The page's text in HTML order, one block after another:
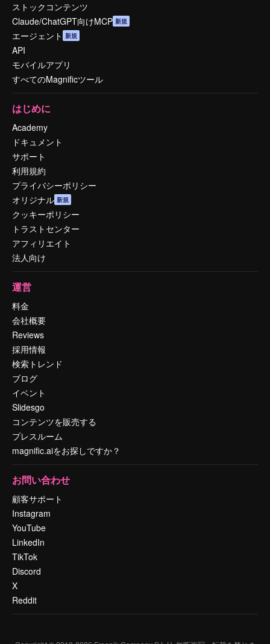
ストックコンテンツ
Claude/ChatGPT向けMCP 新規
エージェント 新規
API
モバイルアプリ
すべてのMagnificツール
はじめに
Academy
ドキュメント
サポート
利用規約
プライバシーポリシー
オリジナル 新規
クッキーポリシー
トラストセンター
アフィリエイト
法人向け
運営
料金
会社概要
Reviews
採用情報
検索トレンド
ブログ
イベント
Slidesgo
コンテンツを販売する
プレスルーム
magnific.aiをお探しですか？
お問い合わせ
顧客サポート
Instagram
YouTube
LinkedIn
TikTok
Discord
X
Reddit